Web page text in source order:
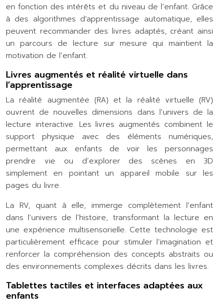
en fonction des intérêts et du niveau de l’enfant. Grâce
à des algorithmes d’apprentissage automatique, elles
peuvent recommander des livres adaptés, créant ainsi
un parcours de lecture sur mesure qui maintient la
motivation de l’enfant.
Livres augmentés et réalité virtuelle dans
l’apprentissage
La réalité augmentée (RA) et la réalité virtuelle (RV)
ouvrent de nouvelles dimensions dans l’univers de la
lecture interactive. Les livres augmentés combinent le
support physique avec des éléments numériques,
permettant aux enfants de voir les personnages
prendre vie ou d’explorer des scènes en 3D
simplement en pointant un appareil mobile sur les
pages du livre.
La RV, quant à elle, immerge complètement l’enfant
dans l’univers de l’histoire, transformant la lecture en
une expérience multisensorielle. Cette technologie est
particulièrement efficace pour stimuler l’imagination et
renforcer la compréhension des concepts abstraits ou
des environnements complexes décrits dans les livres.
Tablettes tactiles et interfaces adaptées aux
enfants